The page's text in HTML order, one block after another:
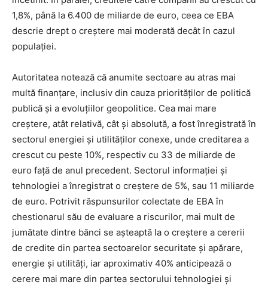
1,8%, până la 6.400 de miliarde de euro, ceea ce EBA
descrie drept o creștere mai moderată decât în cazul
populației.
Autoritatea notează că anumite sectoare au atras mai
multă finanțare, inclusiv din cauza priorităților de politică
publică și a evoluțiilor geopolitice. Cea mai mare
creștere, atât relativă, cât și absolută, a fost înregistrată în
sectorul energiei și utilităților conexe, unde creditarea a
crescut cu peste 10%, respectiv cu 33 de miliarde de
euro față de anul precedent. Sectorul informației și
tehnologiei a înregistrat o creștere de 5%, sau 11 miliarde
de euro. Potrivit răspunsurilor colectate de EBA în
chestionarul său de evaluare a riscurilor, mai mult de
jumătate dintre bănci se așteaptă la o creștere a cererii
de credite din partea sectoarelor securitate și apărare,
energie și utilități, iar aproximativ 40% anticipează o
cerere mai mare din partea sectorului tehnologiei și